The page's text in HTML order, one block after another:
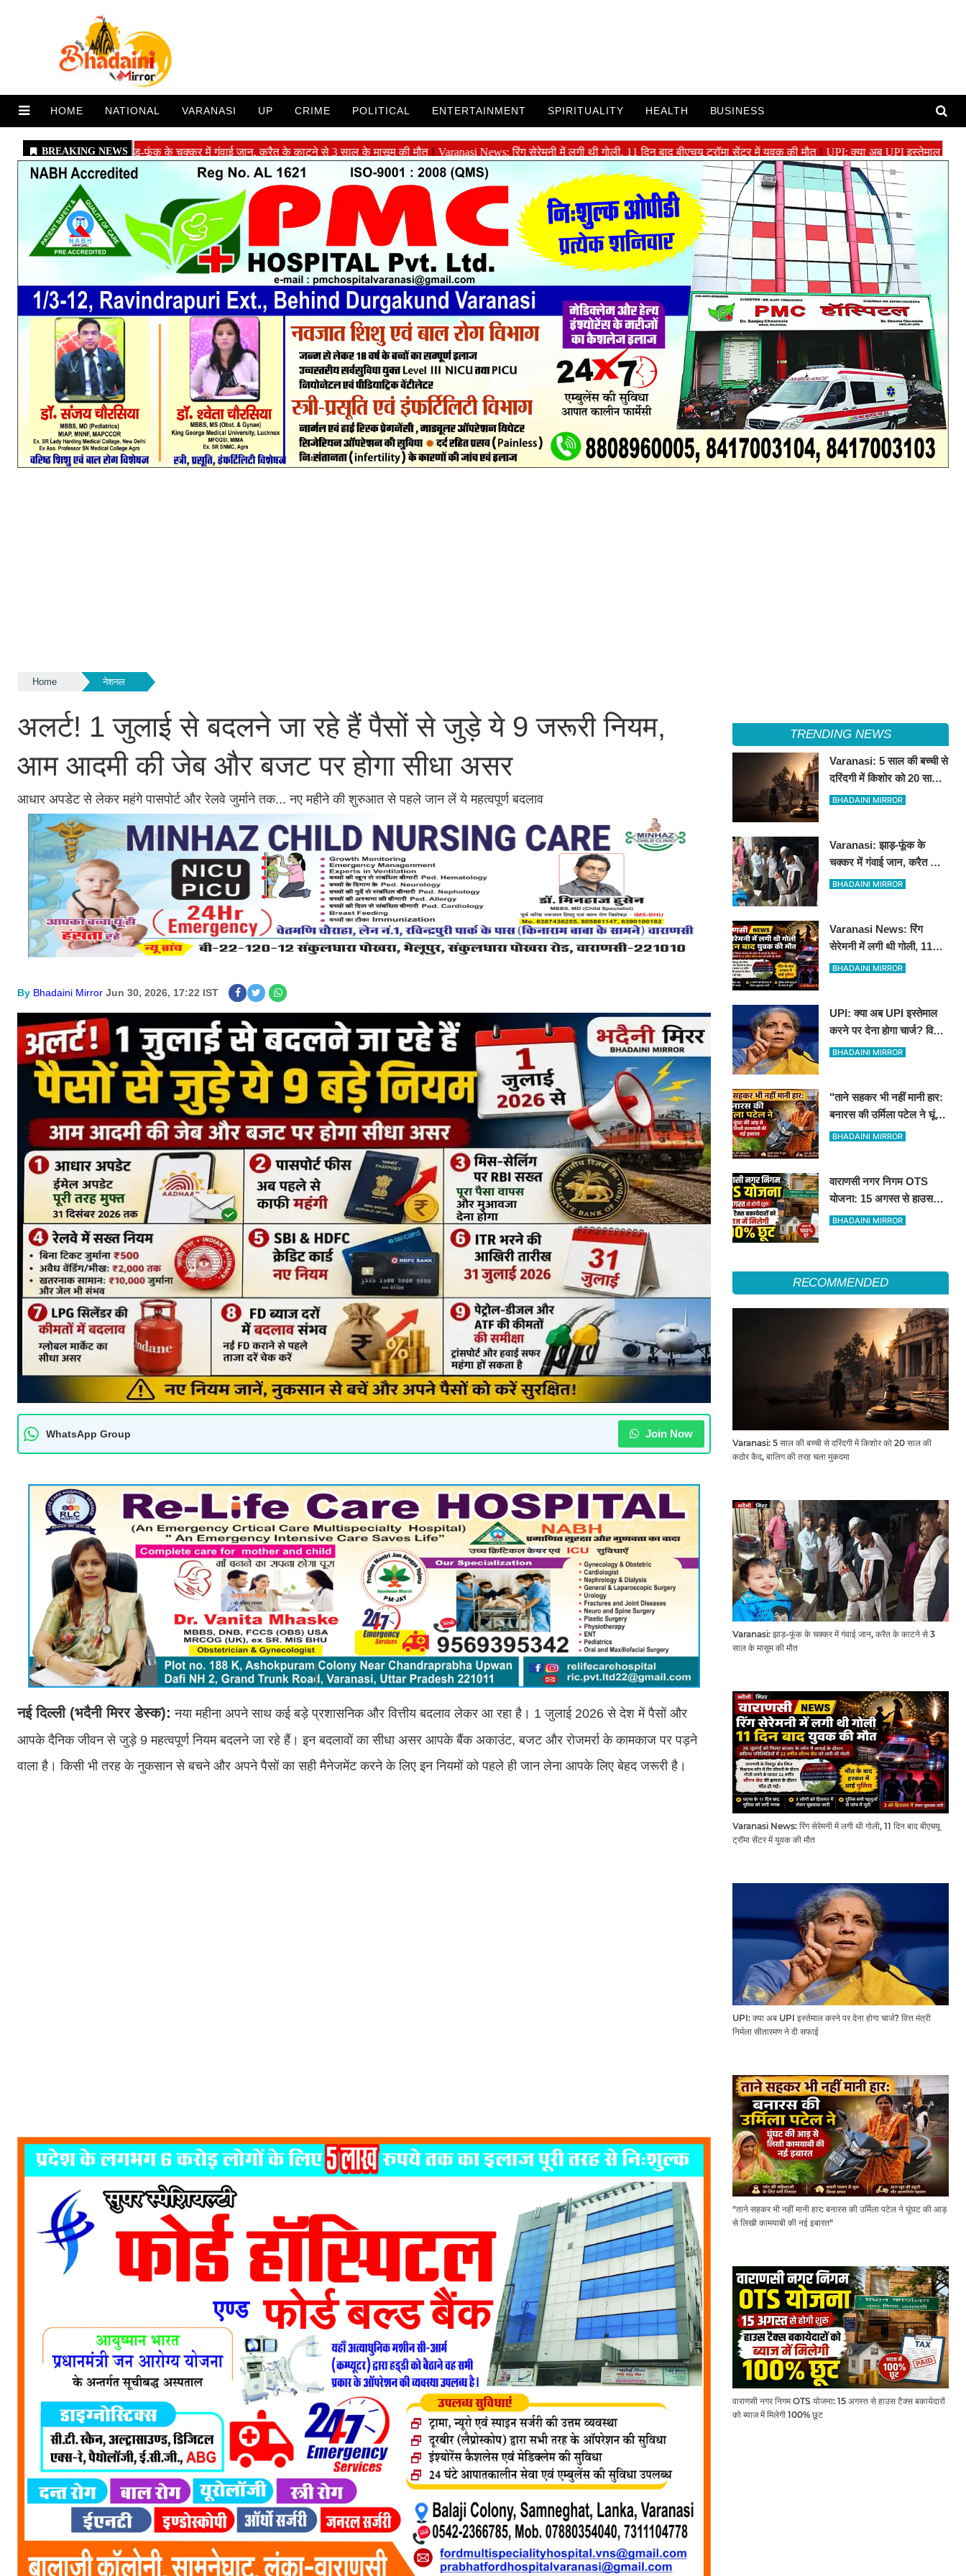
HOME NATIONAL VARANASI UP CRIME POLITICAL ENTERTAINMENT SPIRITUALITY HEALTH BUSINESS
Home नेशनल
अलर्ट! 1 जुलाई से बदलने जा रहे हैं पैसों से जुड़े ये 9 जरूरी नियम,
आम आदमी की जेब और बजट पर होगा सीधा असर
आधार अपडेट से लेकर महंगे पासपोर्ट और रेलवे जुर्माने तक... नए महीने की शुरुआत से पहले जान लें ये महत्वपूर्ण बदलाव
By Bhadaini Mirror Jun 30, 2026, 17:22 IST
WhatsApp Group Join Now
नई दिल्ली (भदैनी मिरर डेस्क): नया महीना अपने साथ कई बड़े प्रशासनिक और वित्तीय बदलाव लेकर आ रहा है। 1 जुलाई 2026 से देश में पैसों और
आपके दैनिक जीवन से जुड़े 9 महत्वपूर्ण नियम बदलने जा रहे हैं। इन बदलावों का सीधा असर आपके बैंक अकाउंट, बजट और रोजमर्रा के कामकाज पर पड़ने
वाला है। किसी भी तरह के नुकसान से बचने और अपने पैसों का सही मैनेजमेंट करने के लिए इन नियमों को पहले ही जान लेना आपके लिए बेहद जरूरी है।
TRENDING NEWS
Varanasi: 5 साल की बच्ची से
दरिंदगी में किशोर को 20 साल
की कठोर कैद, बालिग की तरह
BHADAINI MIRROR
Varanasi: झाड़-फूंक के
चक्कर में गंवाई जान, करैत के
काटने से 3 साल के मासूम की
BHADAINI MIRROR
Varanasi News: रिंग
सेरेमनी में लगी थी गोली, 11
दिन बाद बीएचयू ट्रॉमा सेंटर में
BHADAINI MIRROR
UPI: क्या अब UPI इस्तेमाल
करने पर देना होगा चार्ज? वित्त
मंत्री निर्मला सीतारमण ने दी
BHADAINI MIRROR
"ताने सहकर भी नहीं मानी हार:
बनारस की उर्मिला पटेल ने घूंघट
की आड़ से लिखी कामयाबी की
BHADAINI MIRROR
वाराणसी नगर निगम OTS
योजना: 15 अगस्त से हाउस
टैक्स बकायेदारों को ब्याज में
BHADAINI MIRROR
RECOMMENDED
Varanasi: 5 साल की बच्ची से दरिंदगी में किशोर को 20 साल की
कठोर कैद, बालिग की तरह चला मुकदमा
Varanasi: झाड़-फूंक के चक्कर में गंवाई जान, करैत के काटने से 3
साल के मासूम की मौत
Varanasi News: रिंग सेरेमनी में लगी थी गोली, 11 दिन बाद बीएचयू
ट्रॉमा सेंटर में युवक की मौत
UPI: क्या अब UPI इस्तेमाल करने पर देना होगा चार्ज? वित्त मंत्री
निर्मला सीतारमण ने दी सफाई
"ताने सहकर भी नहीं मानी हार: बनारस की उर्मिला पटेल ने घूंघट की आड़
से लिखी कामयाबी की नई इबारत"
वाराणसी नगर निगम OTS योजना: 15 अगस्त से हाउस टैक्स बकायेदारों
को ब्याज में मिलेगी 100% छूट